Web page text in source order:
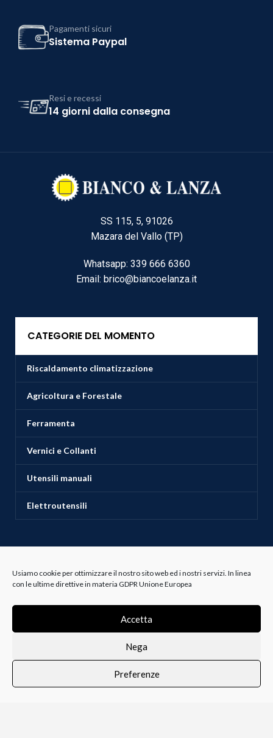
Usiamo cookie per ottimizzare il nostro sito web ed i nostri servizi. In linea
con le ultime direttive in materia GDPR Unione Europea
Accetta
Nega
Preferenze
Pagamenti sicuri
Sistema Paypal
Resi e recessi
14 giorni dalla consegna
SS 115, 5, 91026
Mazara del Vallo (TP)
Whatsapp: 339 666 6360
Email: brico@biancoelanza.it
CATEGORIE DEL MOMENTO
Riscaldamento climatizzazione
Agricoltura e Forestale
Ferramenta
Vernici e Collanti
Utensili manuali
Elettroutensili
ASSISTENZA CLIENTI